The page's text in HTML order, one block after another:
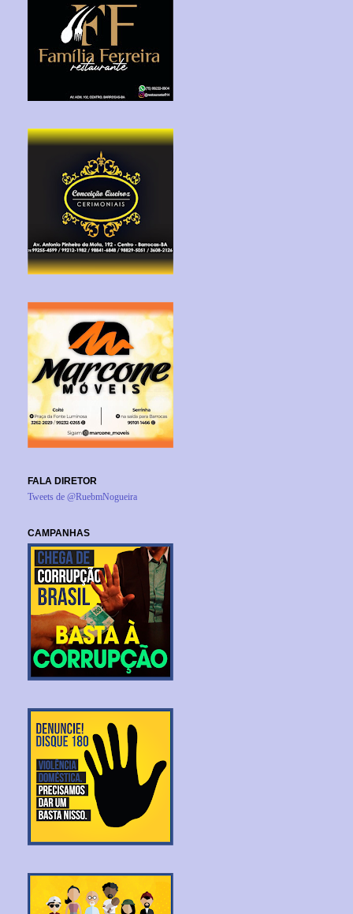
FALA DIRETOR
Tweets de @RuebmNogueira
CAMPANHAS